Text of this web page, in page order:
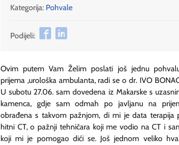
Kategorija: Pohvale
Podijeli:
Ovim putem Vam Želim poslati još jednu
prijema ,urološka ambulanta, radi se o dr. IVO
U subotu 27.06. sam dovedena iz Makarske s
kamenca, gdje sam odmah po javljanu na
obrađena s takvom pažnjom, di mi je data terapija
hitni CT, o pažnji tehničara koji me vodio na CT i
koji mi je pomogao dići se. Još jednom veliko